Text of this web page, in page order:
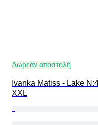
Δωρεάν αποστολή
Ivanka Matiss - Lake
XXL